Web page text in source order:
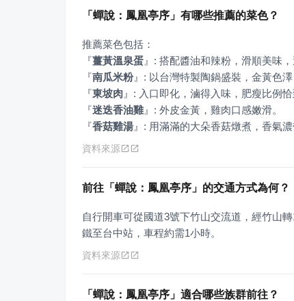
「蟬說：鳳凰亭序」有哪些推薦的菜色？
『薑黃溫泉蛋 』
『南瓜米粉』
『東坡肉 』
『迷迭香油雞』
『香菇雞湯 』 : 用滿滿的大朵香菇燉煮，香氣濃
資料來源
前往「蟬說：鳳凰亭序」的交通方式為何？
自行開車可從國道3號下竹山交流道，經竹山
鐵至台中站，車程約需1小時。
資料來源
「蟬說：鳳凰亭序」適合哪些族群前往？